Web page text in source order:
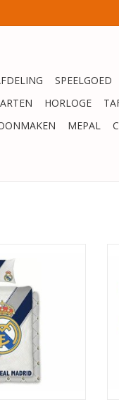
SPEELGOED
HORLOGE
MEPAL